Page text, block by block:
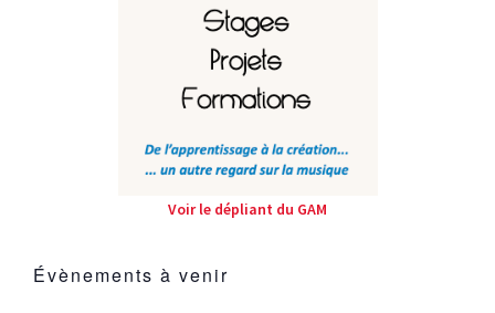
Voir le dépliant du GAM
Évènements à venir